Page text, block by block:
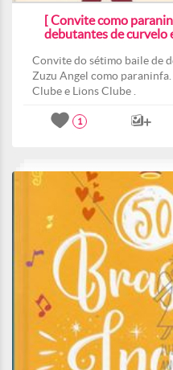
[ Convite como
debutantes de curvelo
Convite do sétimo baile de
Zuzu Angel como
Clube e Lions Clube .
1